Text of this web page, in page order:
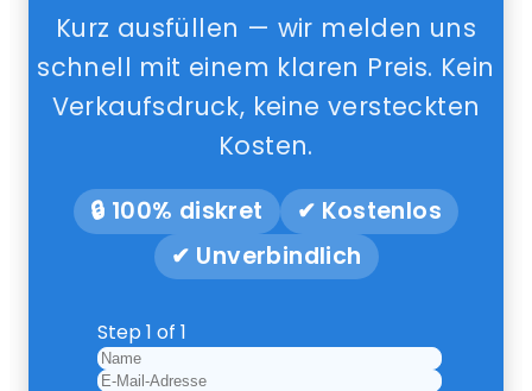
Kurz ausfüllen — wir melden uns
schnell mit einem klaren Preis. Kein
Verkaufsdruck, keine versteckten
Kosten.
🔒 100% diskret
✔ Kostenlos
✔ Unverbindlich